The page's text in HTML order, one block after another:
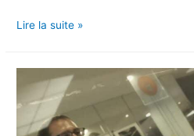
Lire la suite »